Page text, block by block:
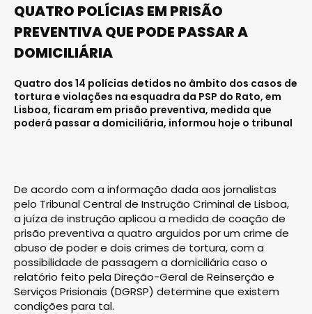
QUATRO POLÍCIAS EM PRISÃO
PREVENTIVA QUE PODE PASSAR A
DOMICILIÁRIA
Quatro dos 14 polícias detidos no âmbito dos casos de
tortura e violações na esquadra da PSP do Rato, em
Lisboa, ficaram em prisão preventiva, medida que
poderá passar a domiciliária, informou hoje o tribunal
De acordo com a informação dada aos jornalistas
pelo Tribunal Central de Instrução Criminal de Lisboa,
a juíza de instrução aplicou a medida de coação de
prisão preventiva a quatro arguidos por um crime de
abuso de poder e dois crimes de tortura, com a
possibilidade de passagem a domiciliária caso o
relatório feito pela Direção-Geral de Reinserção e
Serviços Prisionais (DGRSP) determine que existem
condições para tal.